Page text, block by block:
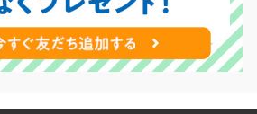
年9月初月0円キャンペーン開催中！